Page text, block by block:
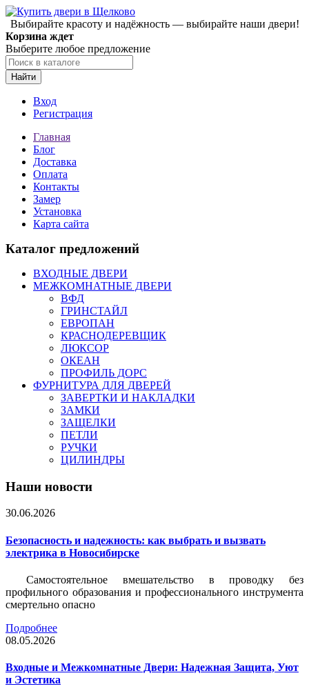
Выбирайте красоту и надёжность — выбирайте наши двери!
Корзина ждет
Выберите любое предложение
Найти
Вход
Регистрация
Главная
Блог
Доставка
Оплата
Контакты
Замер
Установка
Карта сайта
Каталог предложений
ВХОДНЫЕ ДВЕРИ
МЕЖКОМНАТНЫЕ ДВЕРИ
ВФД
ГРИНСТАЙЛ
ЕВРОПАН
КРАСНОДЕРЕВЩИК
ЛЮКСОР
ОКЕАН
ПРОФИЛЬ ДОРС
ФУРНИТУРА ДЛЯ ДВЕРЕЙ
ЗАВЕРТКИ И НАКЛАДКИ
ЗАМКИ
ЗАЩЕЛКИ
ПЕТЛИ
РУЧКИ
ЦИЛИНДРЫ
Наши новости
30.06.2026
Безопасность и надежность: как выбрать и вызвать
электрика в Новосибирске
Самостоятельное вмешательство в проводку без
профильного образования и профессионального инструмента
смертельно опасно
Подробнее
08.05.2026
Входные и Межкомнатные Двери: Надежная Защита, Уют
и Эстетика